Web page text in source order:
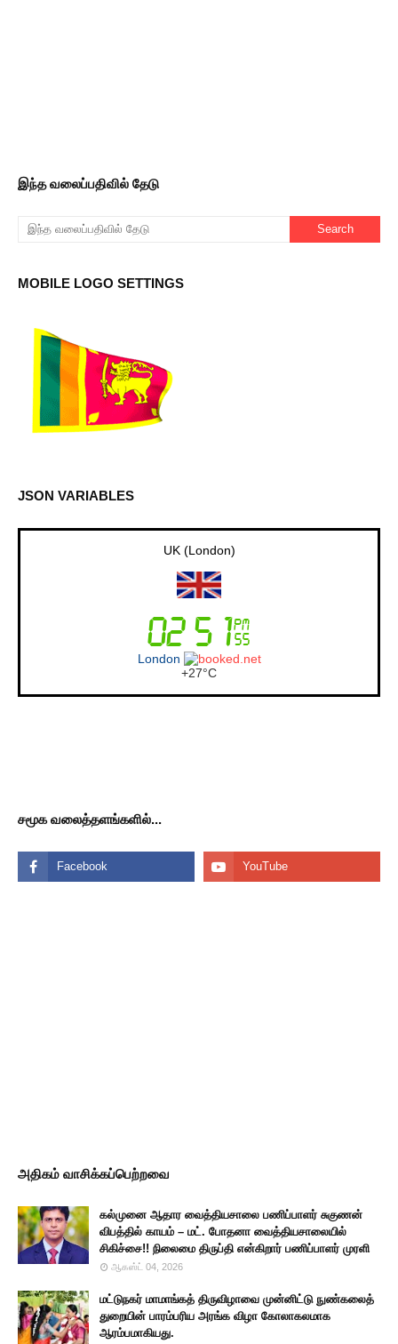
இந்த வலைப்பதிவில் தேடு
MOBILE LOGO SETTINGS
JSON VARIABLES
Australia (Sydney)
Sydney
+19°C
சமூக வலைத்தளங்களில்...
அதிகம் வாசிக்கப்பெற்றவை
கல்முனை ஆதார வைத்தியசாலை பணிப்பாளர் சுகுணன்
விபத்தில் காயம் – மட். போதனா வைத்தியசாலையில்
சிகிச்சை!! நிலைமை திருப்தி என்கிறார் பணிப்பாளர் முரளி
ஆகஸ்ட் 04, 2026
மட்டுநகர் மாமாங்கத் திருவிழாவை முன்னிட்டு நுண்கலைத்
துறையின் பாரம்பரிய அரங்க விழா கோலாகலமாக
ஆரம்பமாகியது.